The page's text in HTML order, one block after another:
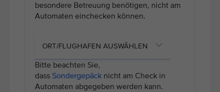
besondere Betreuung benötigen, nicht am
Automaten einchecken können.
Bitte beachten Sie,
dass Sondergepäck nicht am Check in
Automaten abgegeben werden kann.